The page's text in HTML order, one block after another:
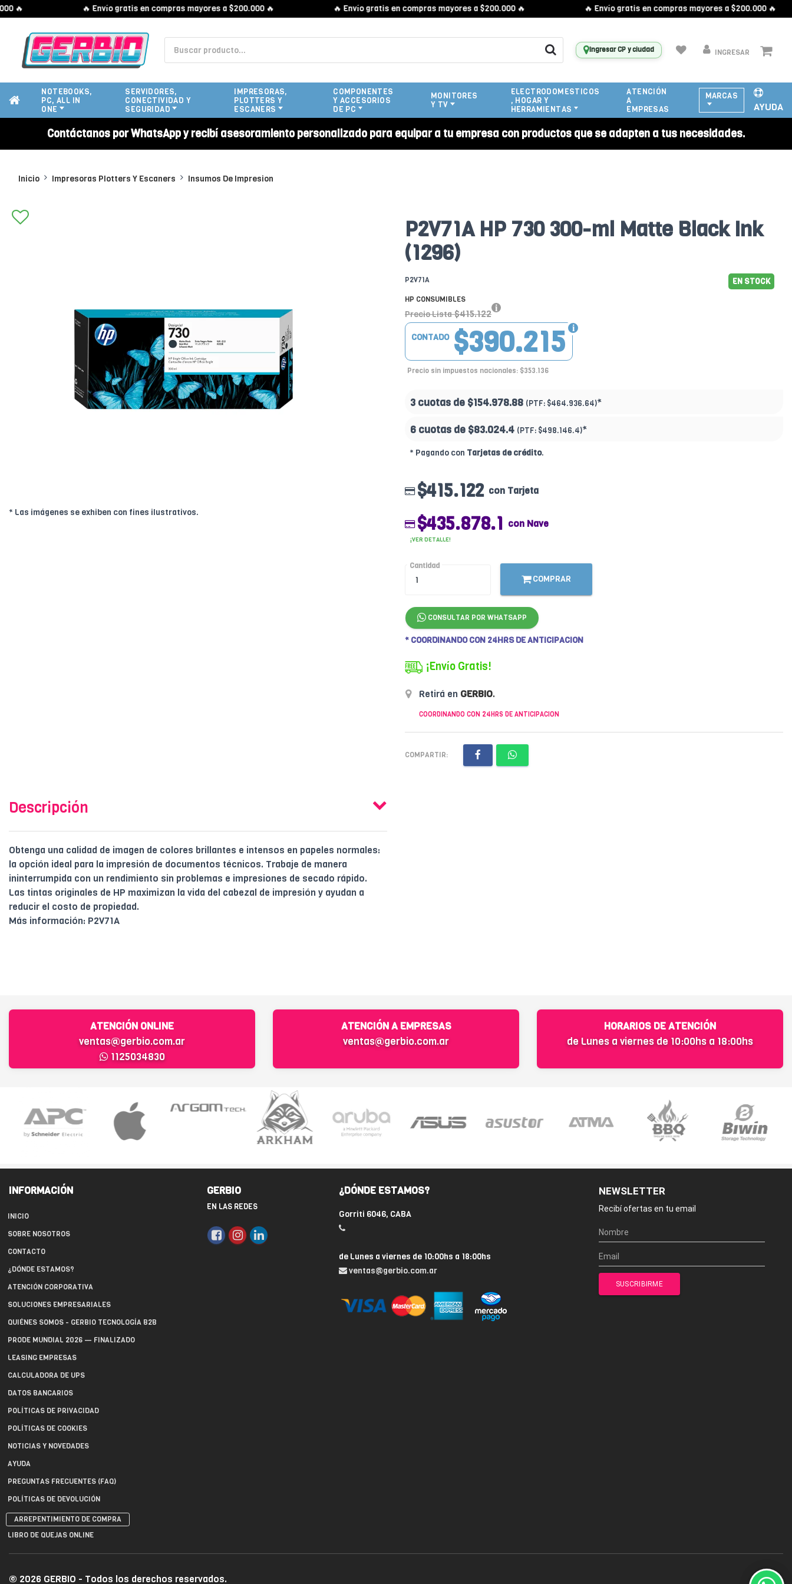
🔥 Envío gratis en compras mayores a $200.000 🔥 🔥 Envío gratis en compras mayores a $200.000 🔥 🔥 Envío gratis en compras mayores a $200.000 🔥
Ingresar CP y ciudad INGRESAR
NOTEBOOKS,
PC, ALL IN
ONE
SERVIDORES,
CONECTIVIDAD Y
SEGURIDAD
IMPRESORAS,
PLOTTERS Y
ESCANERS
COMPONENTES
Y ACCESORIOS
DE PC
MONITORES
Y TV
ELECTRODOMESTICOS
, HOGAR Y
HERRAMIENTAS
ATENCIÓN
A
EMPRESAS
MARCAS
AYUDA
Contáctanos por WhatsApp y recibí asesoramiento personalizado para equipar a tu empresa con productos que se adapten a tus necesidades.
Inicio Impresoras Plotters Y Escaners Insumos De Impresion
* Las imágenes se exhiben con fines ilustrativos.
P2V71A HP 730 300-ml Matte Black Ink
(1296)
P2V71A EN STOCK
HP CONSUMIBLES
Precio Lista $415.122
$390.215
CONTADO
Precio sin impuestos nacionales: $353.136
3 cuotas de $154.978.88 (PTF: $464.936.64)*
6 cuotas de $83.024.4 (PTF: $498.146.4)*
* Pagando con Tarjetas de crédito.
$415.122 con Tarjeta
$435.878.1 con Nave
¡VER DETALLE!
Cantidad
COMPRAR
CONSULTAR POR WHATSAPP
* COORDINANDO CON 24HRS DE ANTICIPACION
¡Envío Gratis!
Retirá en GERBIO.
COORDINANDO CON 24HRS DE ANTICIPACION
COMPARTIR:
Descripción
Obtenga una calidad de imagen de colores brillantes e intensos en papeles normales:
la opción ideal para la impresión de documentos técnicos. Trabaje de manera
ininterrumpida con un rendimiento sin problemas e impresiones de secado rápido.
Las tintas originales de HP maximizan la vida del cabezal de impresión y ayudan a
reducir el costo de propiedad.
Más información: P2V71A
ATENCIÓN ONLINE
ventas@gerbio.com.ar
1125034830
ATENCIÓN A EMPRESAS
ventas@gerbio.com.ar
HORARIOS DE ATENCIÓN
de Lunes a viernes de 10:00hs a 18:00hs
INFORMACIÓN
INICIO
SOBRE NOSOTROS
CONTACTO
¿DÓNDE ESTAMOS?
ATENCIÓN CORPORATIVA
SOLUCIONES EMPRESARIALES
QUIÉNES SOMOS - GERBIO TECNOLOGÍA B2B
PRODE MUNDIAL 2026 — FINALIZADO
LEASING EMPRESAS
CALCULADORA DE UPS
DATOS BANCARIOS
POLÍTICAS DE PRIVACIDAD
POLÍTICAS DE COOKIES
NOTICIAS Y NOVEDADES
AYUDA
PREGUNTAS FRECUENTES (FAQ)
POLÍTICAS DE DEVOLUCIÓN
ARREPENTIMIENTO DE COMPRA
LIBRO DE QUEJAS ONLINE
GERBIO
EN LAS REDES
¿DÓNDE ESTAMOS?
Gorriti 6046, CABA
de Lunes a viernes de 10:00hs a 18:00hs
ventas@gerbio.com.ar
NEWSLETTER
Recibí ofertas en tu email
© 2026 GERBIO - Todos los derechos reservados.